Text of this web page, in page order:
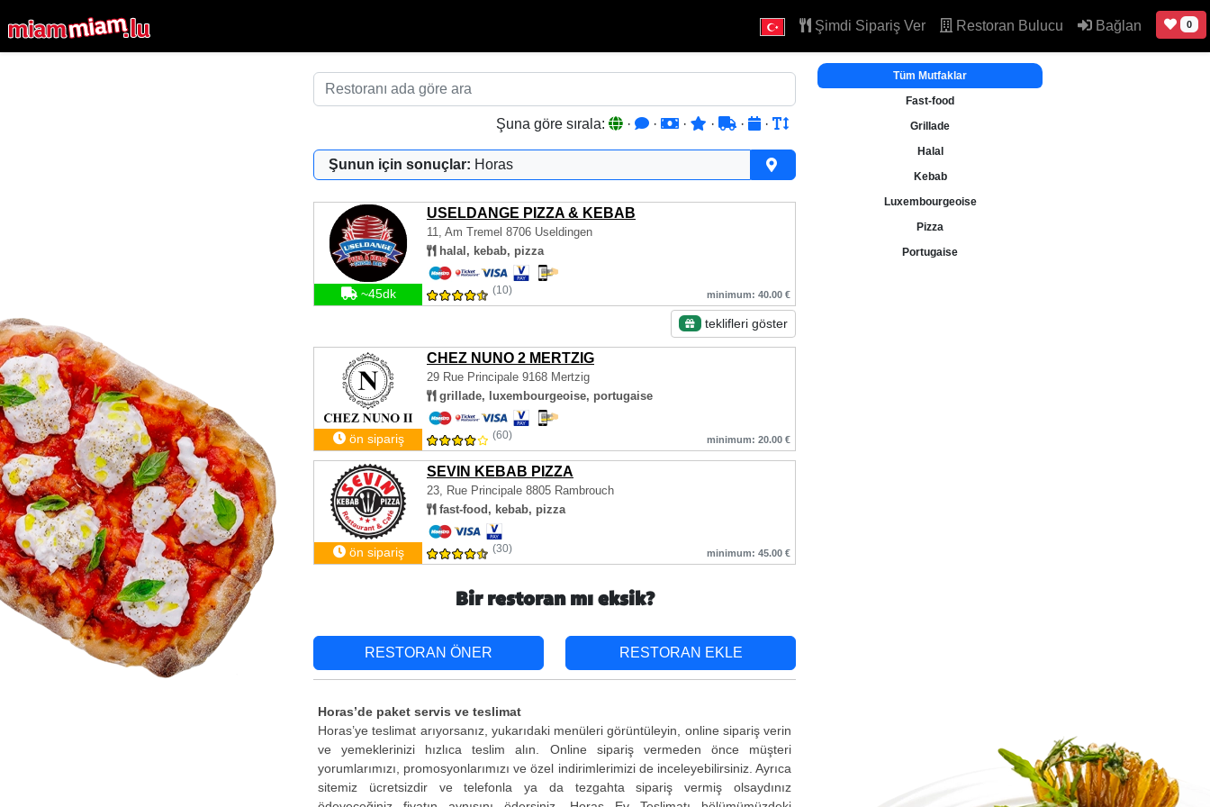
Şimdi Sipariş Ver Restoran Bulucu Bağlan 0
Şuna göre sırala: · · · · · ·
Şunun için sonuçlar: Horas
USELDANGE PIZZA & KEBAB
11, Am Tremel 8706 Useldingen
halal, kebab, pizza
~45dk (10) minimum: 40.00 €
teklifleri göster
CHEZ NUNO 2 MERTZIG
29 Rue Principale 9168 Mertzig
grillade, luxembourgeoise, portugaise
ön sipariş (60) minimum: 20.00 €
SEVIN KEBAB PIZZA
23, Rue Principale 8805 Rambrouch
fast-food, kebab, pizza
ön sipariş (30) minimum: 45.00 €
Tüm Mutfaklar
Fast-food
Grillade
Halal
Kebab
Luxembourgeoise
Pizza
Portugaise
Bir restoran mı eksik?
RESTORAN ÖNER RESTORAN EKLE
Horas’de paket servis ve teslimat
Horas’ye teslimat arıyorsanız, yukarıdaki menüleri görüntüleyin, online sipariş verin
ve yemeklerinizi hızlıca teslim alın. Online sipariş vermeden önce müşteri
yorumlarımızı, promosyonlarımızı ve özel indirimlerimizi de inceleyebilirsiniz. Ayrıca
sitemiz ücretsizdir ve telefonla ya da tezgahta sipariş vermiş olsaydınız